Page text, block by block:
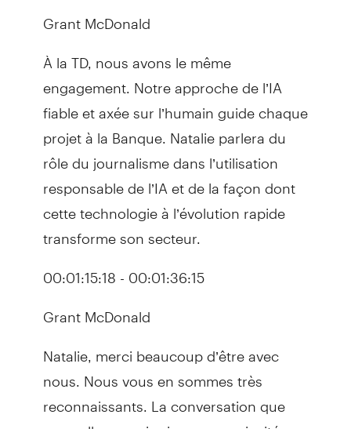
Grant McDonald
À la TD, nous avons le même
engagement. Notre approche de l’IA
fiable et axée sur l’humain guide chaque
projet à la Banque. Natalie parlera du
rôle du journalisme dans l’utilisation
responsable de l’IA et de la façon dont
cette technologie à l’évolution rapide
transforme son secteur.
00:01:15:18 - 00:01:36:15
Grant McDonald
Natalie, merci beaucoup d’être avec
nous. Nous vous en sommes très
reconnaissants. La conversation que